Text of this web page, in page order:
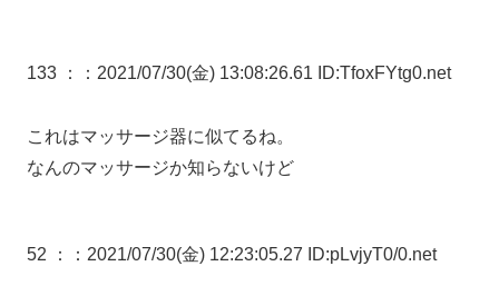
133 ： ：2021/07/30(金) 13:08:26.61 ID:TfoxFYtg0.net
これはマッサージ器に似てるね。
なんのマッサージか知らないけど
52 ： ：2021/07/30(金) 12:23:05.27 ID:pLvjyT0/0.net